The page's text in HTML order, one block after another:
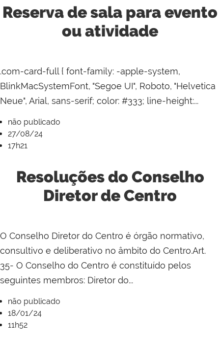
Reserva de sala para evento
ou atividade
.com-card-full { font-family: -apple-system,
BlinkMacSystemFont, "Segoe UI", Roboto, "Helvetica
Neue", Arial, sans-serif; color: #333; line-height:...
não publicado
27/08/24
17h21
Resoluções do Conselho
Diretor de Centro
O Conselho Diretor do Centro é órgão normativo,
consultivo e deliberativo no âmbito do Centro.Art.
35- O Conselho do Centro é constituído pelos
seguintes membros: Diretor do...
não publicado
18/01/24
11h52